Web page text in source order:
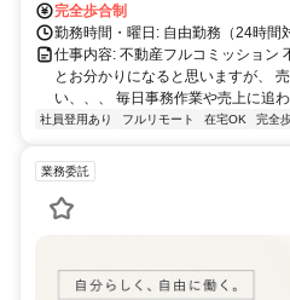
完全歩合制
勤務時間・曜日: 自由勤務（24時間
仕事内容: 不動産フルコミッション
とお分かりになると思いますが、
い、、、 毎日事務作業や売上に追
社員登用あり フルリモート 在宅OK 完全
業務委託